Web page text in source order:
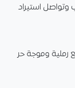
وتواصل استيراد
رملية وموجة حر